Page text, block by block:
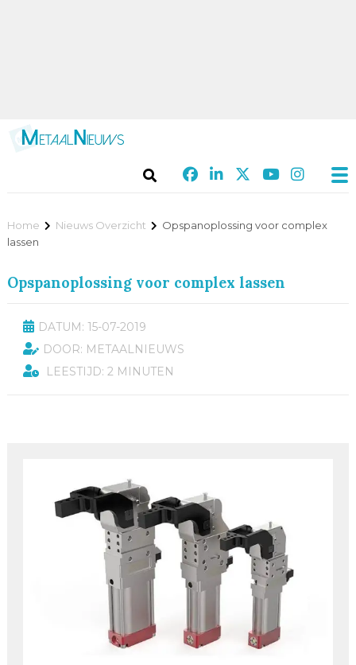
Home Nieuws Overzicht
Opspanoplossing voor complex
lassen
Opspanoplossing voor complex lassen
DATUM: 15-07-2019
DOOR: METAALNIEUWS
LEESTIJD: 2 MINUTEN